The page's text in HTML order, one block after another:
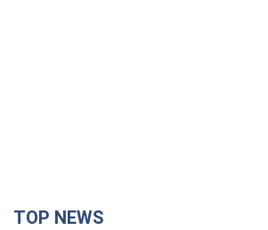
антибалістику FREYJA, санкції